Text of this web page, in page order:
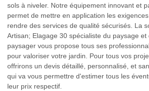
sols à niveler. Notre équipement innovant et
permet de mettre en application les
rendre des services de qualité sécurisés. La
Artisan; Elagage 30 spécialiste du paysage
paysager vous propose tous ses
pour valoriser votre jardin. Pour tous vos
offrirons un devis détaillé, personnalisé, et
qui va vous permettre d'estimer tous les
leur prix respectif.